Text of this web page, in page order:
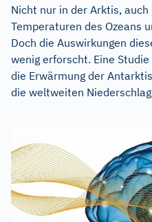
Nicht nur in der Arktis,
Temperaturen des Ozeans
Doch die Auswirkungen
wenig erforscht. Eine
die Erwärmung der
die weltweiten